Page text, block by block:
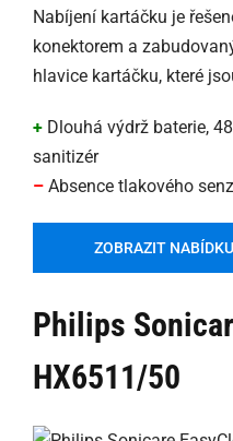
Nabíjení kartáčku je
konektorem a
hlavice kartáčku, které
+ Dlouhá výdrž baterie,
sanitizér
– Absence tlakového
ZOBRAZIT NABÍDKU
Philips
HX6511/50